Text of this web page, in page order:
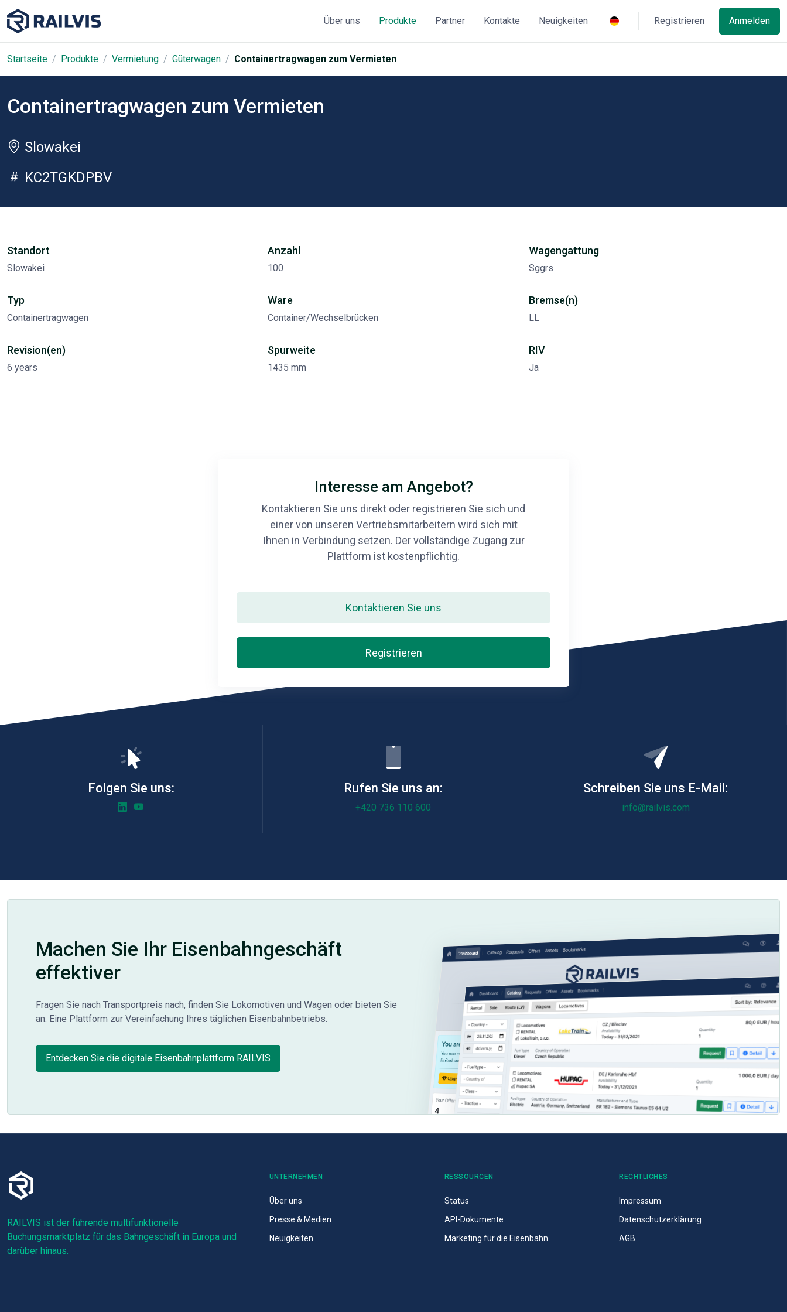
Über uns Produkte Partner Kontakte Neuigkeiten Registrieren Anmelden
Startseite Produkte Vermietung Güterwagen Containertragwagen zum Vermieten
Containertragwagen zum Vermieten
Slowakei
KC2TGKDPBV
Standort
Slowakei
Anzahl
100
Wagengattung
Sggrs
Typ
Containertragwagen
Ware
Container/Wechselbrücken
Bremse(n)
LL
Revision(en)
6 years
Spurweite
1435 mm
RIV
Ja
Interesse am Angebot?
Kontaktieren Sie uns direkt oder registrieren Sie sich und
einer von unseren Vertriebsmitarbeitern wird sich mit
Ihnen in Verbindung setzen. Der vollständige Zugang zur
Plattform ist kostenpflichtig.
Kontaktieren Sie uns
Registrieren
Folgen Sie uns: Rufen Sie uns an:
+420 736 110 600
Schreiben Sie uns E-Mail:
info@railvis.com
Machen Sie Ihr Eisenbahngeschäft
effektiver
Fragen Sie nach Transportpreis nach, finden Sie Lokomotiven und Wagen oder bieten Sie
an. Eine Plattform zur Vereinfachung Ihres täglichen Eisenbahnbetriebs.
Entdecken Sie die digitale Eisenbahnplattform RAILVIS
RAILVIS ist der führende multifunktionelle
Buchungsmarktplatz für das Bahngeschäft in Europa und
darüber hinaus.
UNTERNEHMEN
Über uns
Presse & Medien
Neuigkeiten
RESSOURCEN
Status
API-Dokumente
Marketing für die Eisenbahn
RECHTLICHES
Impressum
Datenschutzerklärung
AGB